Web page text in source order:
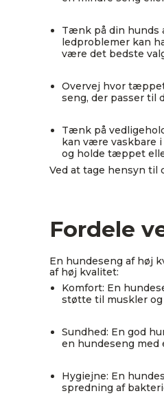
Tænk på din hunds
ledproblemer kan
være det bedste
Overvej hvor
seng, der passer til
Tænk på
kan være vaskbare
og holde tæppet
Ved at tage hensyn til
Fordele
En hundeseng af høj
af høj kvalitet:
Komfort: En
støtte til muskler og
Sundhed: En god
en hundeseng
Hygiejne: En
spredning af